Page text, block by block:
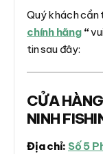
Quý khách cần
chính hãng“
tin sau đây:
CỬA
NINH
Địa chỉ: Số 5